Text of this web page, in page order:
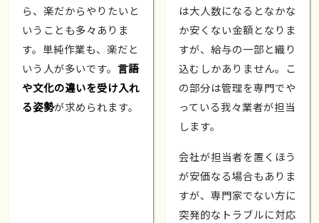
ら、楽だからやりたいと
いうことも多々ありま
す。単純作業も、楽だと
いう人が多いです。 言語
や文化の違いを受け入れ
る姿勢が求められます。
は大人数になるとなかな
か安くない金額となりま
すが、給与の一部と織り
込むしかありません。こ
の部分は管理を専門でや
っている我々業者が担当
します。
会社が担当者を置くほう
が安価なる場合もありま
すが、専門家でない方に
突発的なトラブルに対応